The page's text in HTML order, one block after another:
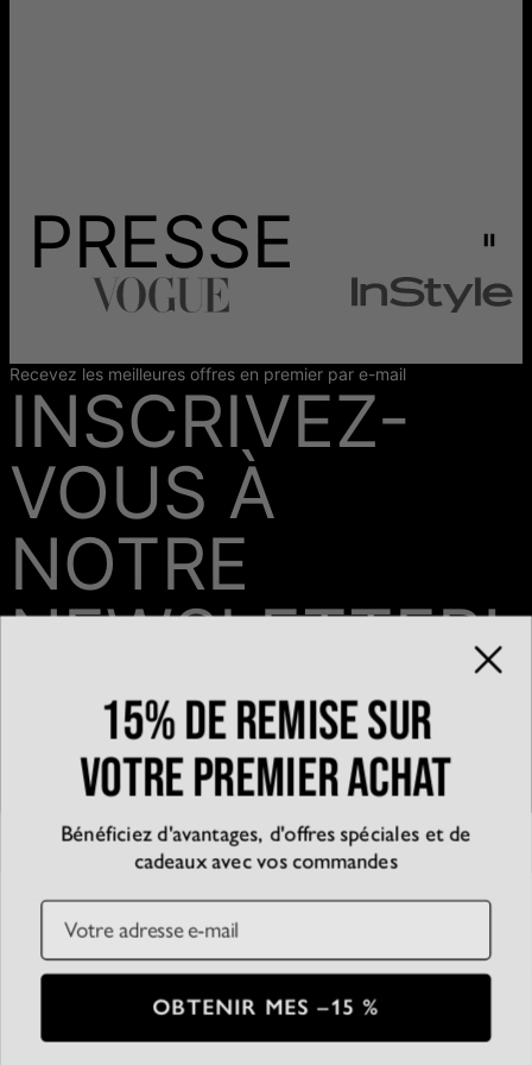
PRESSE
Recevez les meilleures offres en premier par e-mail
INSCRIVEZ-
VOUS À
NOTRE
NEWSLETTER!
QUI SOMMES-NOUS?
Blog
Partenariats
D’accessibilité
Témoignages
Suivre votre commande
Conditions générales
SERVICE CLIENT
Centre d'aide
Conditions de retour
15% de remise sur
votre premier achat
Bénéficiez d'avantages, d'offres spéciales et de
cadeaux avec vos commandes
Email
OBTENIR MES –15 %